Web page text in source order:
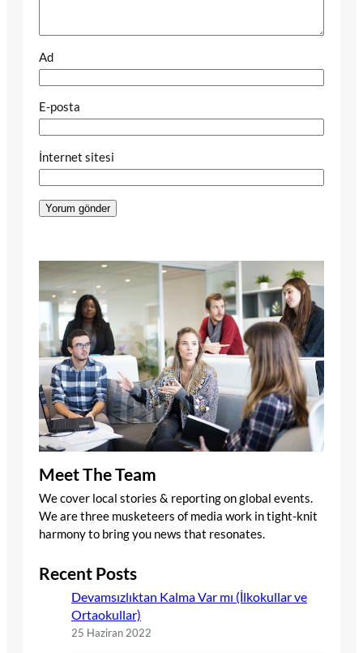
Ad
E-posta
İnternet sitesi
Meet The Team
We cover local stories & reporting on global events.
We are three musketeers of media work in tight-knit
harmony to bring you news that resonates.
Recent Posts
Devamsızlıktan Kalma Var mı (İlkokullar ve
Ortaokullar)
25 Haziran 2022